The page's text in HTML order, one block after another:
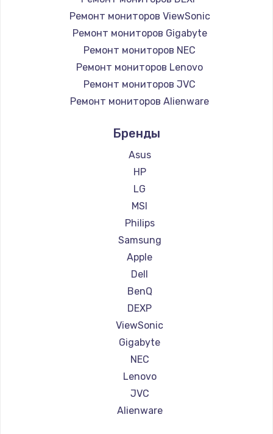
Ремонт мониторов ViewSonic
Ремонт мониторов Gigabyte
Ремонт мониторов NEC
Ремонт мониторов Lenovo
Ремонт мониторов JVC
Ремонт мониторов Alienware
Ремонт мониторов Thunderobot
Ремонт мониторов Hisense
Ремонт мониторов АОС
Ремонт мониторов Ardor
Ремонт мониторов Machenike
Ремонт мониторов iru
Ремонт мониторов Titan Army
Ремонт мониторов iFFALCON
Ремонт мониторов Dahua
Бренды
Asus
HP
LG
MSI
Philips
Samsung
Apple
Dell
BenQ
DEXP
ViewSonic
Gigabyte
NEC
Lenovo
JVC
Alienware